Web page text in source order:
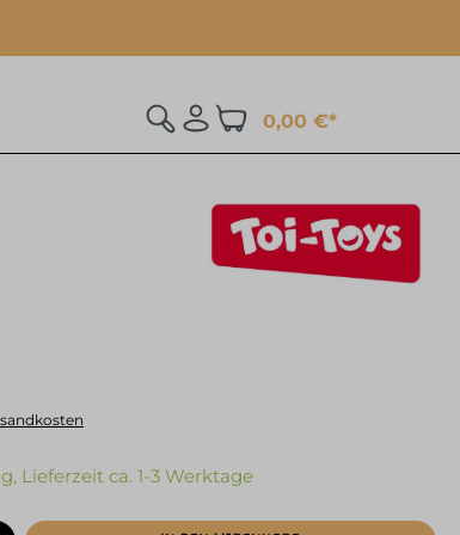
0,00 €*
Lieferzeit ca. 1-3 Werktage